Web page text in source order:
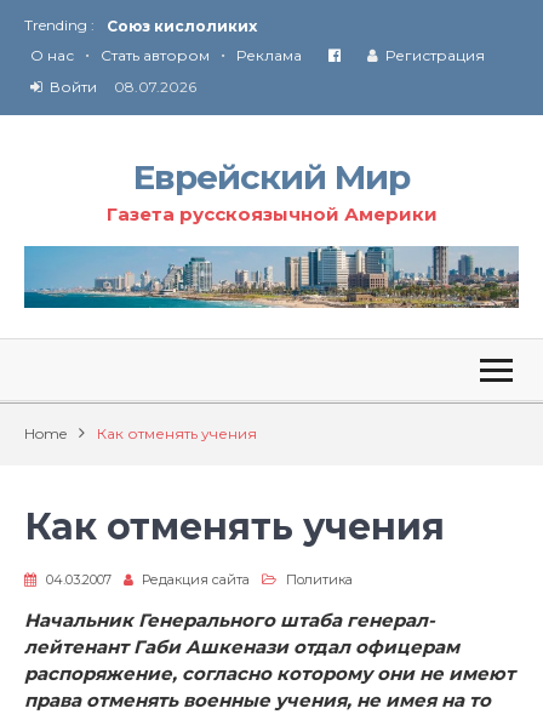
Trending :
Союз кислоликих
Соглашение США с Ираном
Технология Революции в Иране
О нас • Стать автором • Реклама
Регистрация
Войти
08.07.2026
Еврейский Мир
Газета русскоязычной Америки
Home Как отменять учения
Как отменять учения
04.03.2007 Редакция сайта Политика
Начальник Генерального штаба генерал-
лейтенант Габи Ашкенази отдал офицерам
распоряжение, согласно которому они не имеют
права отменять военные учения, не имея на то